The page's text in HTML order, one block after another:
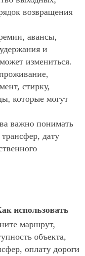
возвращения
авансы,
и
измениться.
стирку,
которые могут
важно понимать
дату
использовать
маршрут,
объекта,
оплату дороги